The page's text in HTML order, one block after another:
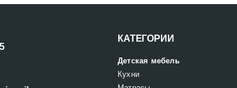
КАТЕГОРИИ
Детская мебель
Кухни